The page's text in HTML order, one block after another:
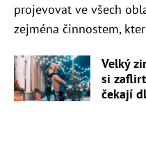
projevovat ve všech
zejména činnostem,
Velký
si
čekají